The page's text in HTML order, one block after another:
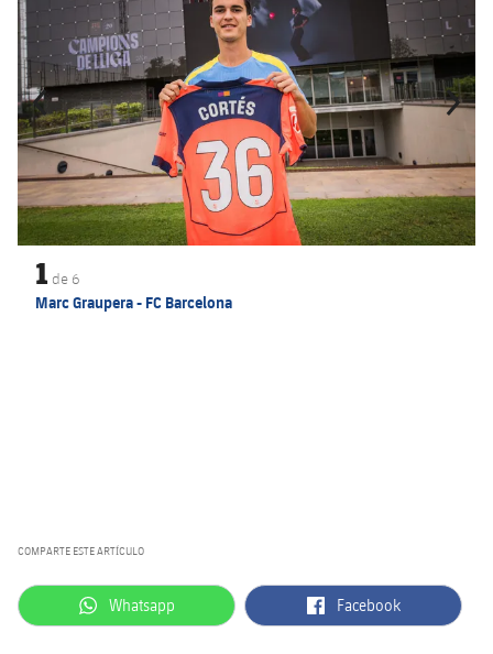
1 de 6
Marc Graupera - FC Barcelona
COMPARTE ESTE ARTÍCULO
label.aria.whatsapp
Whatsapp label.aria.facebook
Facebook